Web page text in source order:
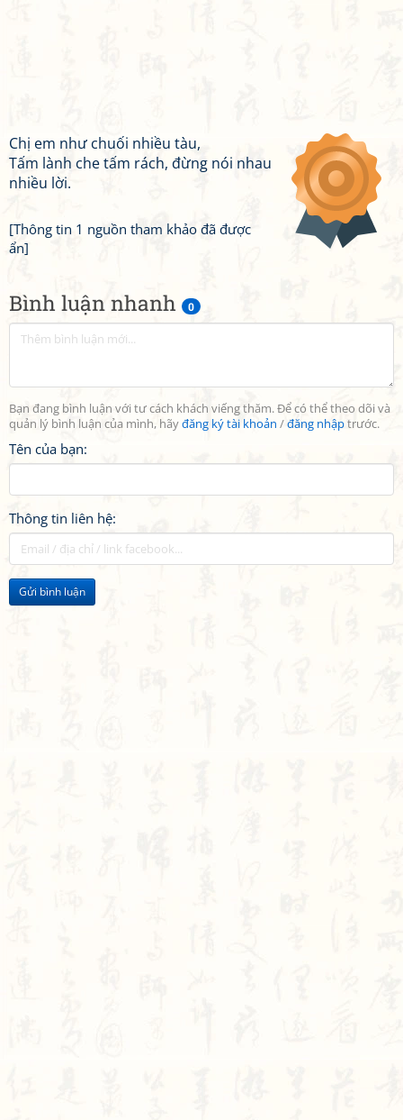
Bình luận nhanh 0
Bạn đang bình luận với tư cách khách viếng thăm. Để có thể theo dõi và
quản lý bình luận của mình, hãyđăng ký tài khoản /đăng nhậptrước.
Tên của bạn:
Thông tin liên hệ:
Gửi bình luận
Chị em như chuối nhiều tàu,
Tấm lành che tấm rách, đừng nói nhau
nhiều lời.
[Thông tin 1 nguồn tham khảo đã được
ẩn]